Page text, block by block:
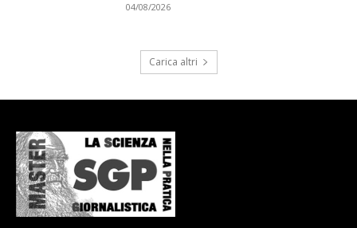
04/08/2026
Carica altri